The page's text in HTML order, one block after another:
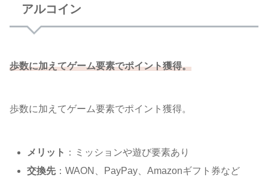
アルコイン
歩数に加えてゲーム要素でポイント獲得。
歩数に加えてゲーム要素でポイント獲得。
メリット ：ミッションや遊び要素あり
交換先：WAON、PayPay、Amazonギフト券など